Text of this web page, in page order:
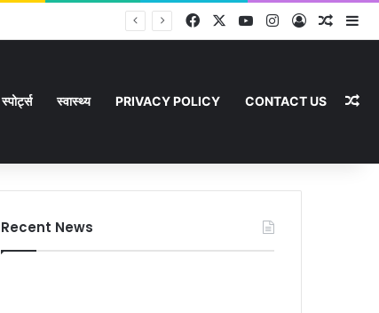
FacebookYouTubeInstagram
Log In
स्पोर्ट्स स्वास्थ्य PRIVACY POLICY CONTACT US
Recent News